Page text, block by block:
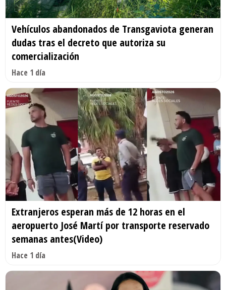
Vehículos abandonados de Transgaviota generan
dudas tras el decreto que autoriza su
comercialización
Hace 1 día
Extranjeros esperan más de 12 horas en el
aeropuerto José Martí por transporte reservado
semanas antes(Video)
Hace 1 día